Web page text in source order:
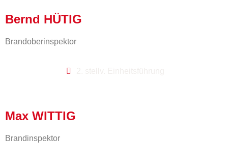
Bernd HÜTIG
Brandoberinspektor
Max WITTIG
Brandinspektor